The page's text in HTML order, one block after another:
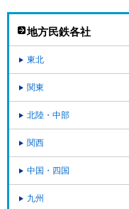
地方民鉄各社
東北
関東
北陸・中部
関西
中国・四国
九州